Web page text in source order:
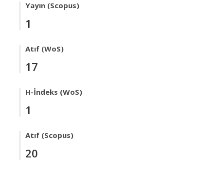
Yayın (Scopus)
1
Atıf (WoS)
17
H-İndeks (WoS)
1
Atıf (Scopus)
20